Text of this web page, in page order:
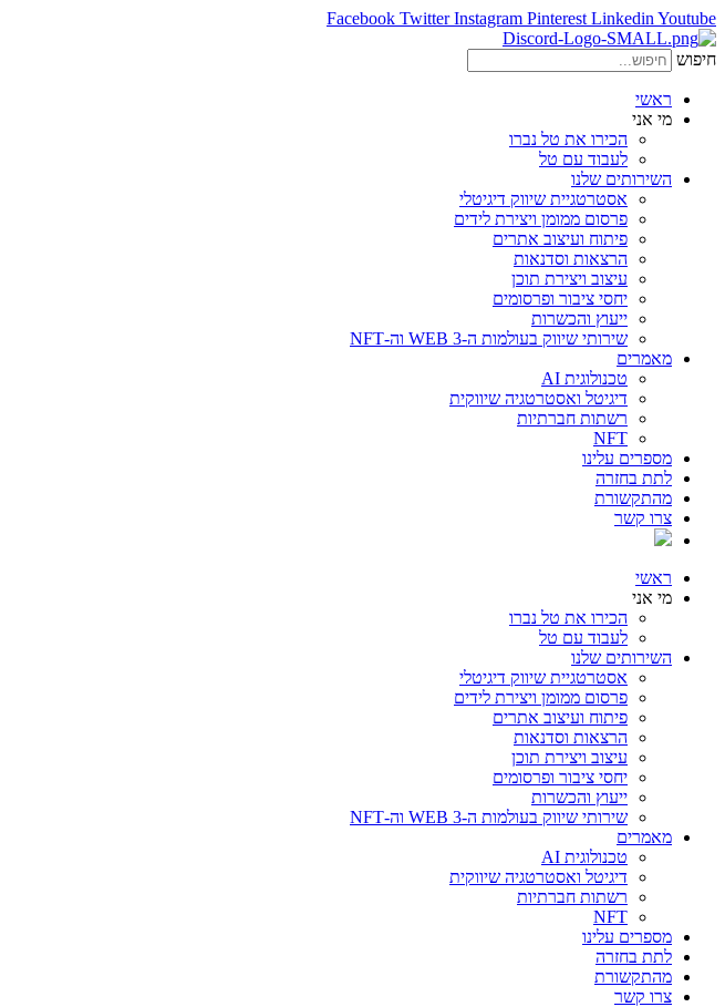
Facebook Twitter Instagram Pinterest Linkedin Youtube
חיפוש
ראשי
מי אני
הכירו את טל נברו
לעבוד עם טל
השירותים שלנו
אסטרטגיית שיווק דיגיטלי
פרסום ממומן ויצירת לידים
פיתוח ועיצוב אתרים
הרצאות וסדנאות
עיצוב ויצירת תוכן
יחסי ציבור ופרסומים
ייעוץ והכשרות
שירותי שיווק בעולמות ה-WEB 3 וה-NFT
מאמרים
טכנולוגית AI
דיגיטל ואסטרטגיה שיווקית
רשתות חברתיות
NFT
מספרים עלינו
לתת בחזרה
מהתקשורת
צרו קשר
ראשי
מי אני
הכירו את טל נברו
לעבוד עם טל
השירותים שלנו
אסטרטגיית שיווק דיגיטלי
פרסום ממומן ויצירת לידים
פיתוח ועיצוב אתרים
הרצאות וסדנאות
עיצוב ויצירת תוכן
יחסי ציבור ופרסומים
ייעוץ והכשרות
שירותי שיווק בעולמות ה-WEB 3 וה-NFT
מאמרים
טכנולוגית AI
דיגיטל ואסטרטגיה שיווקית
רשתות חברתיות
NFT
מספרים עלינו
לתת בחזרה
מהתקשורת
צרו קשר